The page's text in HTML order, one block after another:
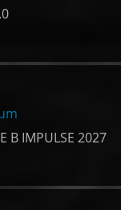
B IMPULSE 2027